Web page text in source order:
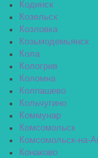
Кодинск
Козельск
Козловка
Козьмодемьянск
Кола
Кологрив
Коломна
Колпашево
Кольчугино
Коммунар
Комсомольск
Комсомольск-на-
Конаково